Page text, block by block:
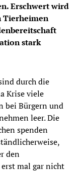
Erschwert wird
Tierheimen
stark
durch die
Krise viele
bei Bürgern und
leer. Die
spenden
den
mal gar nicht